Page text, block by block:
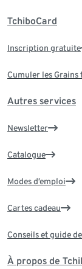
TchiboCard
Inscription gratuite
Cumuler les Grains
Autres services
Newsletter
Catalogue
Modes d’emploi
Cartes cadeau
Conseils et guide
À propos de